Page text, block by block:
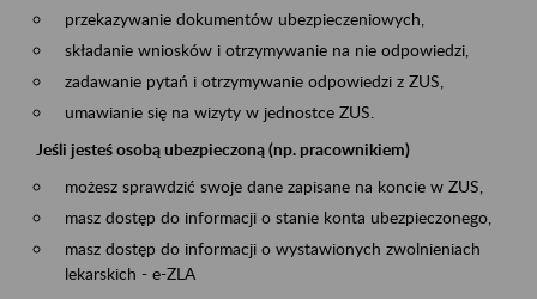
przekazywanie dokumentów ubezpieczeniowych,
składanie wniosków i otrzymywanie na nie odpowiedzi,
zadawanie pytań i otrzymywanie odpowiedzi z ZUS,
umawianie się na wizyty w jednostce ZUS.
Jeśli jesteś osobą ubezpieczoną (np. pracownikiem)
możesz sprawdzić swoje dane zapisane na koncie w ZUS,
masz dostęp do informacji o stanie konta ubezpieczonego,
masz dostęp do informacji o wystawionych zwolnieniach
lekarskich - e-ZLA